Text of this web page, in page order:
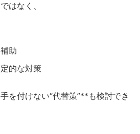
はなく、
助
的な対策
を付けない“代替策”**も検討でき